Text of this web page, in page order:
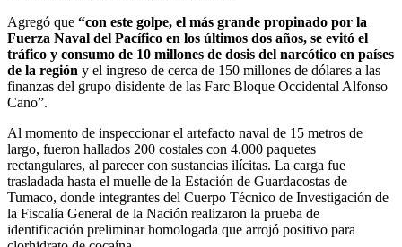
Agregó que “con este golpe, el más grande propinado por la
Fuerza Naval del Pacífico en los últimos dos años, se evitó el
tráfico y consumo de 10 millones de dosis del narcótico en países
de la región y el ingreso de cerca de 150 millones de dólares a las
finanzas del grupo disidente de las Farc Bloque Occidental Alfonso
Cano”.
Al momento de inspeccionar el artefacto naval de 15 metros de
largo, fueron hallados 200 costales con 4.000 paquetes
rectangulares, al parecer con sustancias ilícitas. La carga fue
trasladada hasta el muelle de la Estación de Guardacostas de
Tumaco, donde integrantes del Cuerpo Técnico de Investigación de
la Fiscalía General de la Nación realizaron la prueba de
identificación preliminar homologada que arrojó positivo para